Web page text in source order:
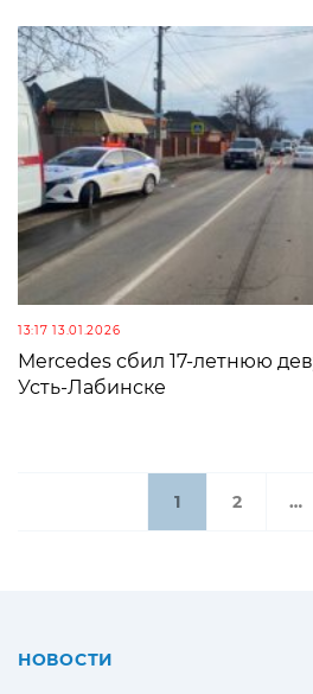
13:17 13.01.2026
Mercedes сбил 17-летнюю
Усть-Лабинске
1 2 …
НОВОСТИ